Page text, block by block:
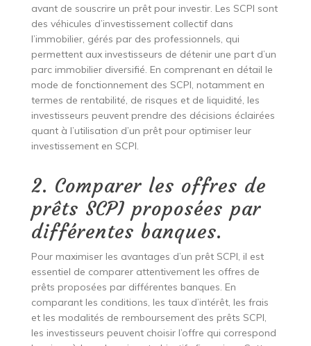
avant de souscrire un prêt pour investir. Les SCPI sont
des véhicules d’investissement collectif dans
l’immobilier, gérés par des professionnels, qui
permettent aux investisseurs de détenir une part d’un
parc immobilier diversifié. En comprenant en détail le
mode de fonctionnement des SCPI, notamment en
termes de rentabilité, de risques et de liquidité, les
investisseurs peuvent prendre des décisions éclairées
quant à l’utilisation d’un prêt pour optimiser leur
investissement en SCPI.
2. Comparer les offres de
prêts SCPI proposées par
différentes banques.
Pour maximiser les avantages d’un prêt SCPI, il est
essentiel de comparer attentivement les offres de
prêts proposées par différentes banques. En
comparant les conditions, les taux d’intérêt, les frais
et les modalités de remboursement des prêts SCPI,
les investisseurs peuvent choisir l’offre qui correspond